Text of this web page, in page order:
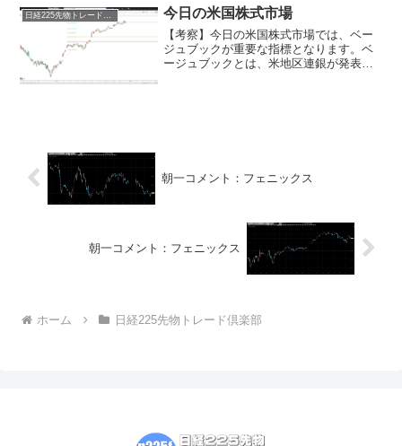
値抵抗帯。ここ...
今日の米国株式市場
【考察】今日の米国株式市場では、ベー
ジュブックが重要な指標となります。ベ
ージュブックとは、米地区連銀が発表す
朝一コメント：フェニックス
朝一コメント：フェニックス
ホーム 日経225先物トレード倶楽部